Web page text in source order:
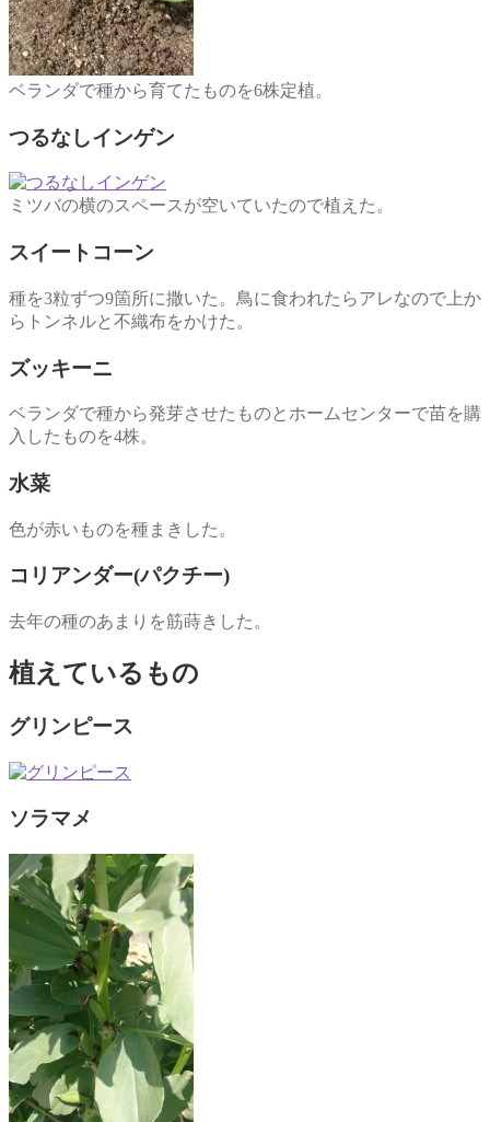
ベランダで種から育てたものを6株定植。
つるなしインゲン
ミツバの横のスペースが空いていたので植えた。
スイートコーン
種を3粒ずつ9箇所に撒いた。鳥に食われたらアレなので上か
らトンネルと不織布をかけた。
ズッキーニ
ベランダで種から発芽させたものとホームセンターで苗を購
入したものを4株。
水菜
色が赤いものを種まきした。
コリアンダー(パクチー)
去年の種のあまりを筋蒔きした。
植えているもの
グリンピース
ソラマメ